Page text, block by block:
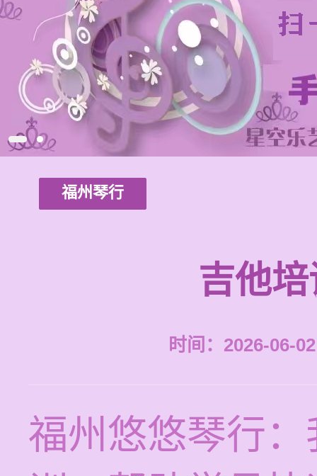
福州琴行
吉他
时间：2026-06-
福州悠悠琴行